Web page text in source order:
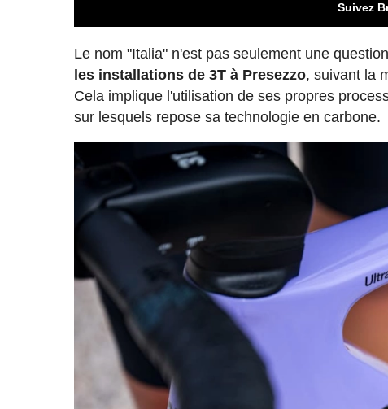
Suivez
Le nom "Italia" n'est pas seulement une
les installations de 3T à Presezzo, suivant la
Cela implique l'utilisation de ses propres
sur lesquels repose sa technologie en carbone.